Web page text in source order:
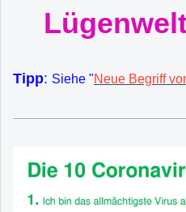
Tipp: Siehe "Neue Begriff